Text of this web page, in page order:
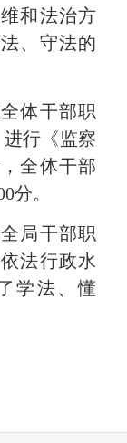
和法治方
、守法的
体干部职
进行《监察
全体干部
分。
局干部职
法行政水
学法、懂